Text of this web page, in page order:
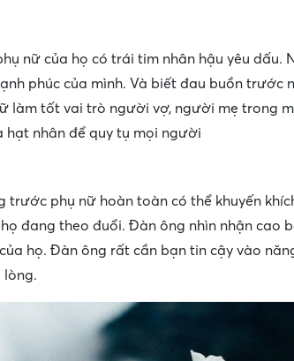
nữ của họ có trái tim nhân hậu yêu dấu.
phúc của mình. Và biết đau buồn trước
làm tốt vai trò người vợ, người mẹ trong
hạt nhân để quy tụ mọi người
trước phụ nữ hoàn toàn có thể khuyến
đang theo đuổi. Đàn ông nhìn nhận cao
họ. Đàn ông rất cần bạn tin cậy vào
lòng.